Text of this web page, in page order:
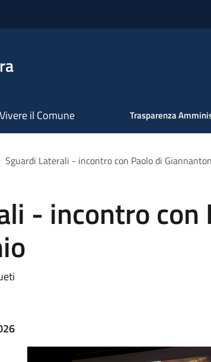
Vivere il Comune Trasparenza
Sguardi Laterali - incontro con Paolo di
- incontro con